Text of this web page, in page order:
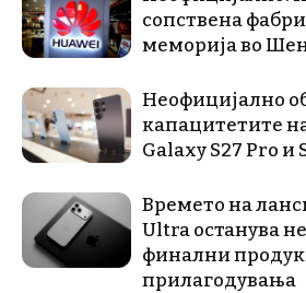
сопствена
меморија во
Неофицијално
капацитетите
Galaxy S27 Pro и
Времето на
Ultra останува
финални
прилагодувања